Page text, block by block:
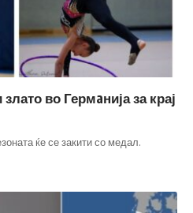
во Гермaнија за крај
ќе се закити со медал.